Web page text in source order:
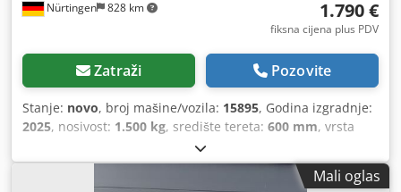
Nürtingen 828 km 1.790 €
fiksna cijena plus PDV
Zatraži Pozovite
Stanje: novo, broj mašine/vozila: 15895, Godina izgradnje:
2025, nosivost: 1.500 kg, središte tereta: 600 mm, vrsta
, vrsta jarbola:
700 mm, duljina vilica:1.150 mm, dimenzija prednje
, dimenzija stražnje gume: , ukupna masa:150 kg,
Mali oglas